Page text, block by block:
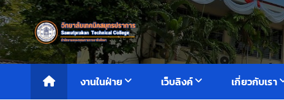
S
k
i
p
งานในฝ่าย เว็บลิงค์ เกี่ยวกับเรา